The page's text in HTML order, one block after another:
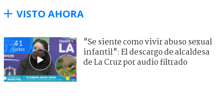
VISTO AHORA
41
visitas
"Se siente como vivir abuso sexual
infantil": El descargo de alcaldesa
de La Cruz por audio filtrado